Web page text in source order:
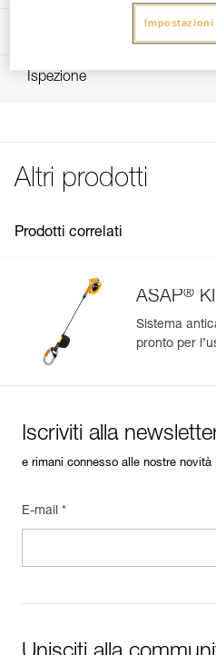
compatibile con:
Compatibile con : L071CA00,
Codice : L071EC00
Garanzia : CN anni
Confezione : 3
Informazioni tecniche
FAQ
Ispezione
Gestisci e controlla facilmente
Importa ed esporta facilmente
Visualizza lo storico di un
Per saperne di più
Altri prodotti
Prodotti correlati
ASAP®
Sistema
pronto per
Iscriviti alla
e rimani connesso alle nostre novità
E-mail *
Impostazioni